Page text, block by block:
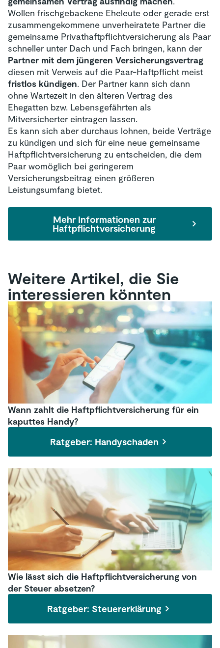
Wollen frischgebackene Eheleute oder gerade erst
zusammengekommene unverheiratete Partner die
gemeinsame Privathaftpflichtversicherung als Paar
schneller unter Dach und Fach bringen, kann der
Partner mit dem jüngeren Versicherungsvertrag
diesen mit Verweis auf die Paar-Haftpflicht meist
fristlos kündigen. Der Partner kann sich dann
ohne Wartezeit in den älteren Vertrag des
Ehegatten bzw. Lebensgefährten als
Mitversicherter eintragen lassen.
Es kann sich aber durchaus lohnen, beide Verträge
zu kündigen und sich für eine neue gemeinsame
Haftpflichtversicherung zu entscheiden, die dem
Paar womöglich bei geringerem
Versicherungsbeitrag einen größeren
Leistungsumfang bietet.
Mehr Informationen zur
Haftpflichtversicherung
Weitere Artikel, die Sie
interessieren könnten
Wann zahlt die Haftpflichtversicherung für ein
kaputtes Handy?
Ratgeber: Handyschaden
Wie lässt sich die Haftpflichtversicherung von
der Steuer absetzen?
Ratgeber: Steuererklärung